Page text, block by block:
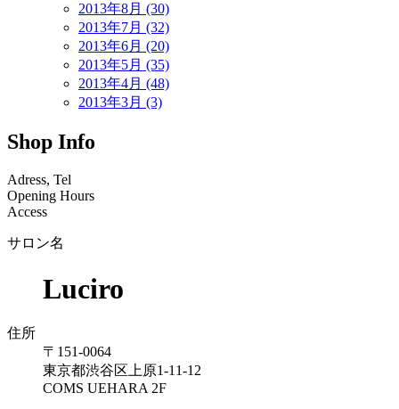
2013年8月 (30)
2013年7月 (32)
2013年6月 (20)
2013年5月 (35)
2013年4月 (48)
2013年3月 (3)
Shop Info
Adress, Tel
Opening Hours
Access
サロン名
Luciro
住所
〒151-0064
東京都渋谷区上原1-11-12
COMS UEHARA 2F